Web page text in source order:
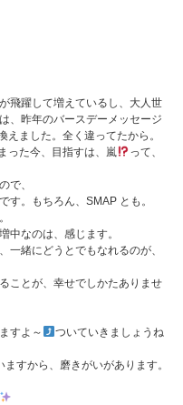
飛躍して増えているし、大人世
、昨年のバースデーメッセージ
ました。全く違ってたから。
った今、目指すは、嵐
って、
で、
す。もちろん、SMAP とも。
中なのは、感じます。
一緒にどうとでもなれるのが、
ことが、幸せでしかたありませ
すよ～
ついていきましょうね
すから、磨きがいがあります。